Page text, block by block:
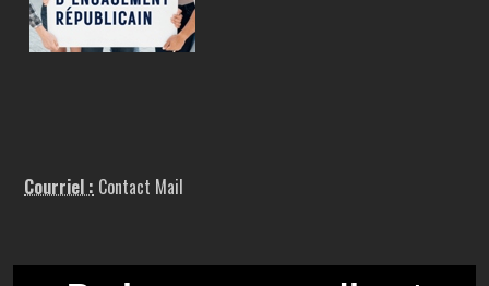
Courriel : Contact Mail